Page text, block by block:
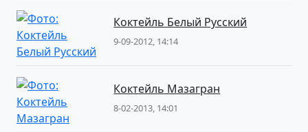
Коктейль Белый Русский
9-09-2012, 14:14
Коктейль Мазагран
8-02-2013, 14:01